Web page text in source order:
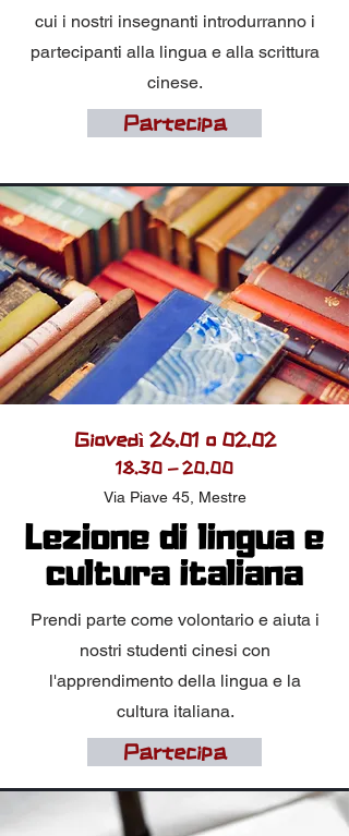
cui i nostri insegnanti introdurranno i
partecipanti alla lingua e alla scrittura
cinese.
Partecipa
Giovedì 26.01 o 02.02
18.30 - 20.00
Via Piave 45, Mestre
Lezione di lingua e
cultura italiana
Prendi parte come volontario e aiuta i
nostri studenti cinesi con
l'apprendimento della lingua e la
cultura italiana.
Partecipa